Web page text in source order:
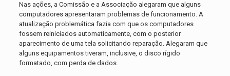
Nas ações, a Comissão e a Associação alegaram que alguns
computadores apresentaram problemas de funcionamento. A
atualização problemática fazia com que os computadores
fossem reiniciados automaticamente, com o posterior
aparecimento de uma tela solicitando reparação. Alegaram que
alguns equipamentos tiveram, inclusive, o disco rígido
formatado, com perda de dados.